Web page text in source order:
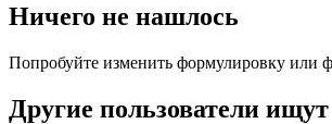
Ничего не нашлось
Попробуйте изменить формулировку или
Другие пользователи ищут